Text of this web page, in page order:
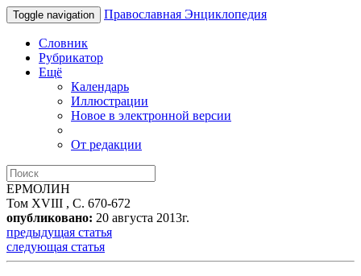
Toggle navigation Православная Энциклопедия
Словник
Рубрикатор
Ещё
Календарь
Иллюстрации
Новое в электронной версии
От редакции
ЕРМОЛИН
Том XVIII , С. 670-672
опубликовано: 20 августа 2013г.
предыдущая статья
следующая статья